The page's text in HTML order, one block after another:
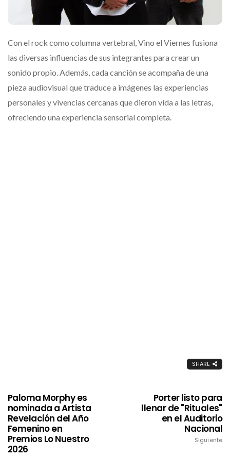
Con el rock como columna vertebral, Vino el Viernes fusiona
las diversas influencias de sus integrantes para crear un
sonido propio. Además, cada canción se acompaña de una
pieza audiovisual que traduce a imágenes las experiencias
personales y vivencias cercanas que dieron vida a las letras,
ofreciendo una experiencia sensorial completa.
SHARE
Paloma Morphy es
nominada a Artista
Revelación del Año
Femenino en
Premios Lo Nuestro
2026
Porter listo para
llenar de "Rituales"
en el Auditorio
Nacional
Siguiente